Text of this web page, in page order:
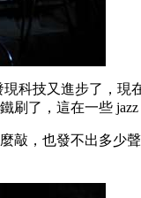
現科技又進步了，
了，這在一些
，也發不出多少